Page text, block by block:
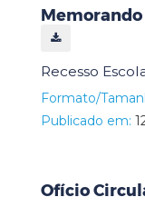
Memorando
Recesso
Formato/
Publicado em:
Ofício